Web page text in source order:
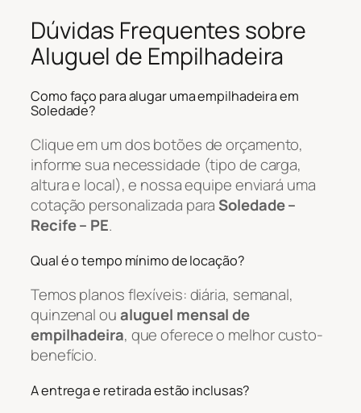
Dúvidas Frequentes sobre
Aluguel de Empilhadeira
Como faço para alugar uma empilhadeira em
Soledade?
Clique em um dos botões de orçamento,
informe sua necessidade (tipo de carga,
altura e local), e nossa equipe enviará uma
cotação personalizada paraSoledade –
Recife – PE.
Qual é o tempo mínimo de locação?
Temos planos flexíveis: diária, semanal,
quinzenal oualuguel mensal de
empilhadeira, que oferece o melhor custo-
benefício.
A entrega e retirada estão inclusas?